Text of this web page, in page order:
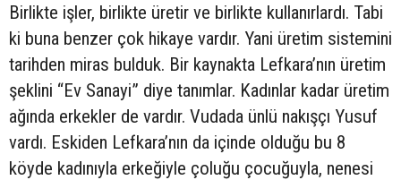
Birlikte işler, birlikte üretir ve birlikte kullanırlardı. Tabi
ki buna benzer çok hikaye vardır. Yani üretim sistemini
tarihden miras bulduk. Bir kaynakta Lefkara’nın üretim
şeklini “Ev Sanayi” diye tanımlar. Kadınlar kadar üretim
ağında erkekler de vardır. Vudada ünlü nakışçı Yusuf
vardı. Eskiden Lefkara’nın da içinde olduğu bu 8
köyde kadınıyla erkeğiyle çoluğu çocuğuyla, nenesi